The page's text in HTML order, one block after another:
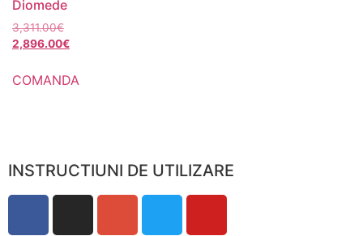
Diomede
3,311.00€
2,896.00€
COMANDA
INSTRUCTIUNI DE UTILIZARE